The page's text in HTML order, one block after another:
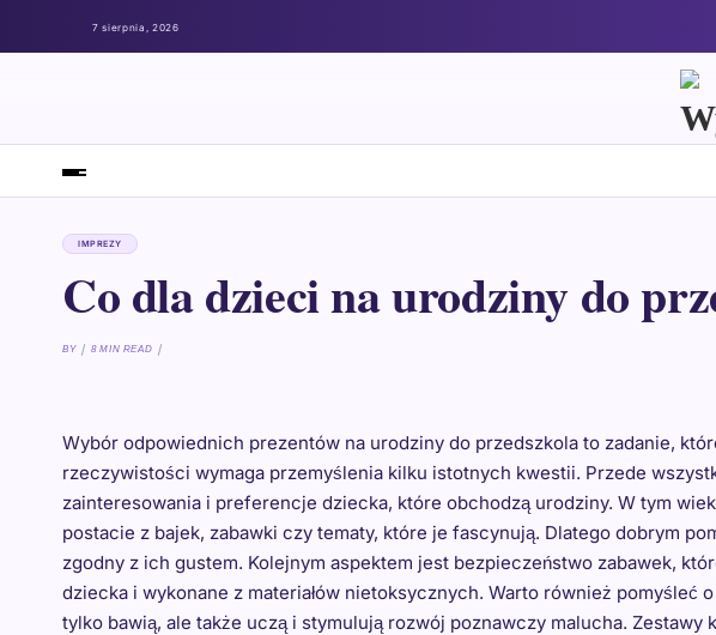
7 sierpnia, 2026
IMPREZY
Co dla dzieci na urodziny do
BY 8 MIN READ
Wybór odpowiednich prezentów na urodziny do przedszkola to zadanie,
rzeczywistości wymaga przemyślenia kilku istotnych kwestii. Przede
zainteresowania i preferencje dziecka, które obchodzą urodziny. W tym
postacie z bajek, zabawki czy tematy, które je fascynują. Dlatego dobrym
zgodny z ich gustem. Kolejnym aspektem jest bezpieczeństwo zabawek,
dziecka i wykonane z materiałów nietoksycznych. Warto również pomyśleć
tylko bawią, ale także uczą i stymulują rozwój poznawczy malucha.